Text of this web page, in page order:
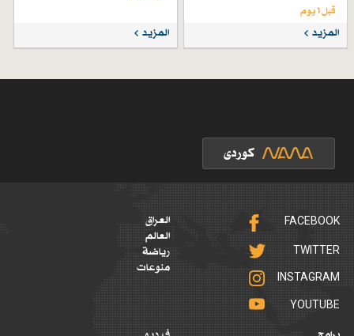
قبل 1 یوم
المزيد المزيد
FACEBOOK
TWITTER
INSTAGRAM
YOUTUBE
العراق
العالم
رياضة
منوعات